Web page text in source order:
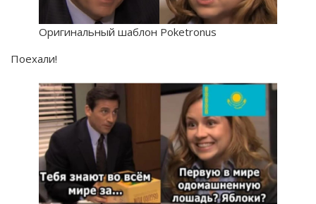
Оригинальный шаблон Poketronus
Поехали!